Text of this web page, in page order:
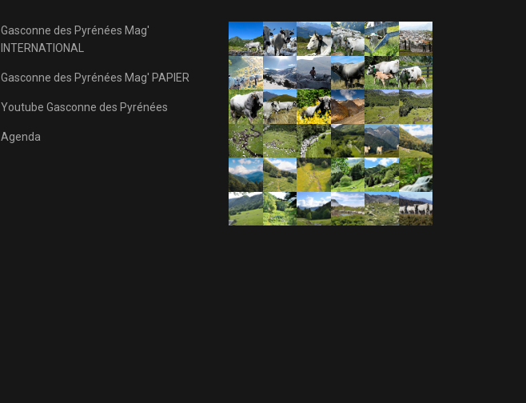
Gasconne des Pyrénées Mag'
INTERNATIONAL
Gasconne des Pyrénées Mag' PAPIER
Youtube Gasconne des Pyrénées
Agenda